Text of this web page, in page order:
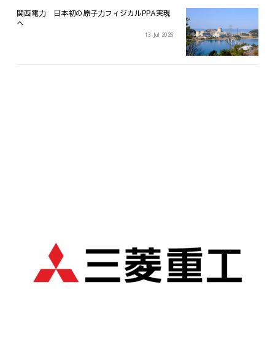
関西電力 日本初の原子力フィジカルPPA実現
へ
13 Jul 2026